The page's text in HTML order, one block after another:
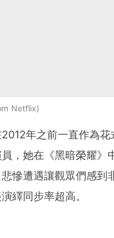
Netflix
年之前一直作為
，她在《黑暗榮耀》
慘遭遇讓觀眾們感到
繹同步率超高。